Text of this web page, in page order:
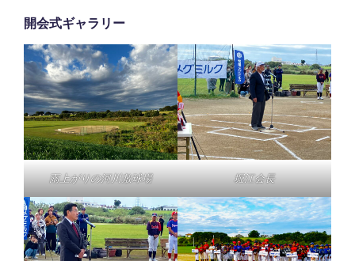
開会式ギャラリー
雨上がりの河川敷球場 堀江会長